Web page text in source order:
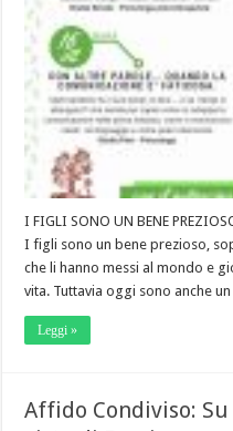
I FIGLI SONO UN BENE
I figli sono un bene prezioso,
che li hanno messi al mondo e
vita. Tuttavia oggi sono anche
Leggi »
Affido Condiviso: